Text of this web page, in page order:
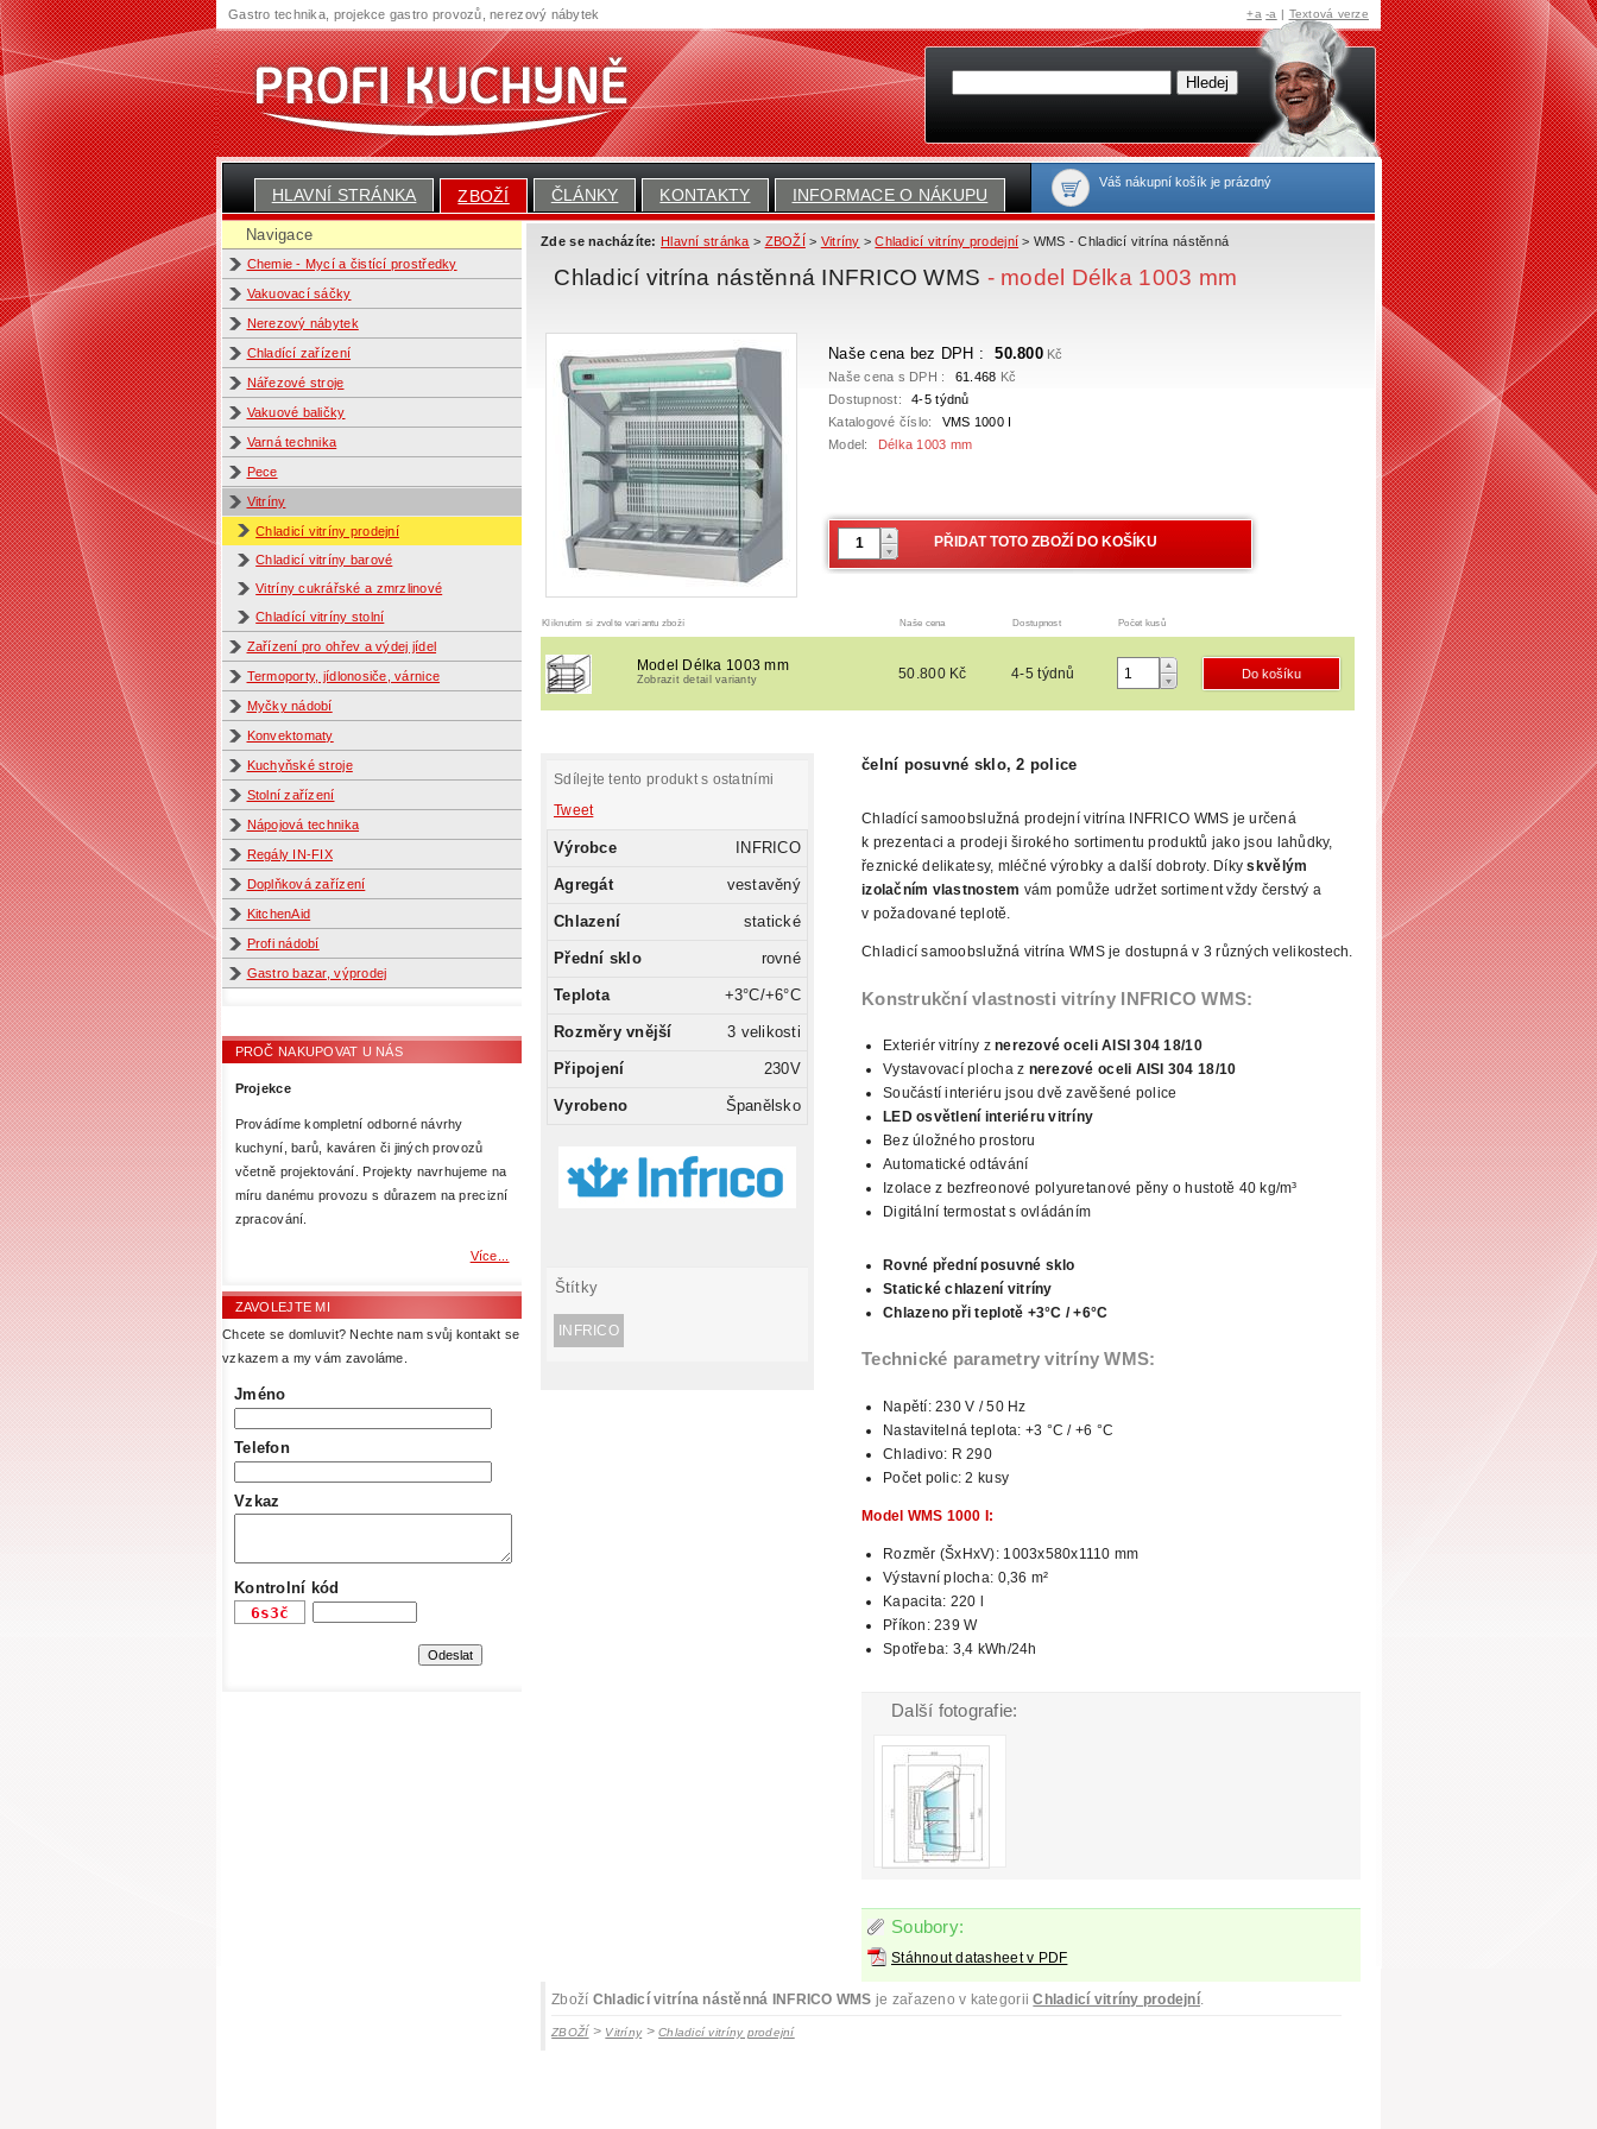
HLAVNÍ STRÁNKA ZBOŽÍ ČLÁNKY KONTAKTY INFORMACE O NÁKUPU
Váš nákupní košík je prázdný
Navigace
Chemie - Mycí a čistící prostředky
Vakuovací sáčky
Nerezový nábytek
Chladící zařízení
Nářezové stroje
Vakuové baličky
Varná technika
Pece
Vitríny
Chladicí vitríny prodejní
Chladicí vitríny barové
Vitríny cukrářské a zmrzlinové
Chladící vitríny stolní
Zařízení pro ohřev a výdej jídel
Termoporty, jídlonosiče, várnice
Myčky nádobí
Konvektomaty
Kuchyňské stroje
Stolní zařízení
Nápojová technika
Regály IN-FIX
Doplňková zařízení
KitchenAid
Profi nádobí
Gastro bazar, výprodej
PROČ NAKUPOVAT U NÁS
Projekce
Provádíme kompletní odborné návrhy
kuchyní, barů, kaváren či jiných provozů
včetně projektování. Projekty navrhujeme na
míru danému provozu s důrazem na precizní
zpracování.
Více...
ZAVOLEJTE MI
Chcete se domluvit? Nechte nam svůj kontakt se
vzkazem a my vám zavoláme.
Jméno
Telefon
Vzkaz
Kontrolní kód
Zde se nacházíte: Hlavní stránka > ZBOŽÍ > Vitríny >Chladicí vitríny prodejní > WMS - Chladicí vitrína nástěnná
Chladicí vitrína nástěnná INFRICO WMS - model Délka 1003 mm
Naše cena bez DPH : 50.800Kč
Naše cena s DPH :
61.468 Kč
Dostupnost:
4-5 týdnů
Katalogové číslo:
VMS 1000 I
Model:
Délka 1003 mm
Kliknutím si zvolte variantu zboží Naše cena Dostupnost Počet kusů
Model Délka 1003 mm
Zobrazit detail varianty 50.800 Kč 4-5 týdnů
Sdílejte tento produkt s ostatními
Tweet
Výrobce INFRICO
Agregát vestavěný
Chlazení statické
Přední sklo rovné
Teplota +3°C/+6°C
Rozměry vnější 3 velikosti
Připojení 230V
Vyrobeno Španělsko
Štítky
INFRICO
čelní posuvné sklo, 2 police
Chladící samoobslužná prodejní vitrína INFRICO WMS je určená
k prezentaci a prodeji širokého sortimentu produktů jako jsou lahůdky,
řeznické delikatesy, mléčné výrobky a další dobroty. Díkyskvělým
izolačním vlastnostem vám pomůže udržet sortiment vždy čerstvý a
v požadované teplotě.
Chladicí samoobslužná vitrína WMS je dostupná v 3 různých velikostech.
Konstrukční vlastnosti vitríny INFRICO WMS:
Exteriér vitríny znerezové oceli AISI 304 18/10
Vystavovací plocha z nerezové oceli AISI 304 18/10
Součástí interiéru jsou dvě zavěšené police
LED osvětlení interiéru vitríny
Bez úložného prostoru
Automatické odtávání
Izolace z bezfreonové polyuretanové pěny o hustotě 40 kg/m³
Digitální termostat s ovládáním
Rovné přední posuvné sklo
Statické chlazení vitríny
Chlazeno při teplotě +3°C / +6°C
Technické parametry vitríny WMS:
Napětí: 230 V / 50 Hz
Nastavitelná teplota: +3 °C / +6 °C
Chladivo: R 290
Počet polic: 2 kusy
Model WMS 1000 I:
Rozměr (ŠxHxV): 1003x580x1110 mm
Výstavní plocha: 0,36 m²
Kapacita: 220 l
Příkon: 239 W
Spotřeba: 3,4 kWh/24h
Další fotografie:
Soubory:
Stáhnout datasheet v PDF
Zboží Chladicí vitrína nástěnná INFRICO WMS je zařazeno v kategoriiChladicí vitríny prodejní
ZBOŽÍ> Vitríny>Chladicí vitríny prodejní
Gastro technika, projekce gastro provozů, nerezový nábytek +a -a | Textová verze